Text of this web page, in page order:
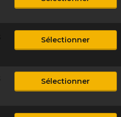
Sélectionner
Sélectionner